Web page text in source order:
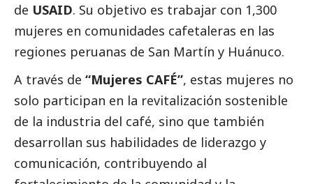
de USAID. Su objetivo es trabajar con 1,300
mujeres en comunidades cafetaleras en las
regiones peruanas de San Martín y Huánuco.
A través de “Mujeres CAFÉ”, estas mujeres no
solo participan en la revitalización sostenible
de la industria del café, sino que también
desarrollan sus habilidades de liderazgo y
comunicación, contribuyendo al